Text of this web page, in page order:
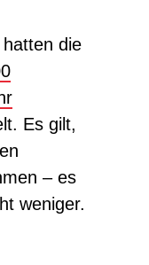
die
Es gilt,
– es
weniger.